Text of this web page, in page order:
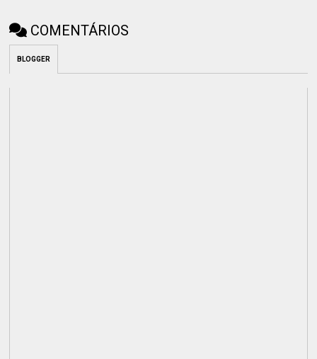
COMENTÁRIOS
BLOGGER